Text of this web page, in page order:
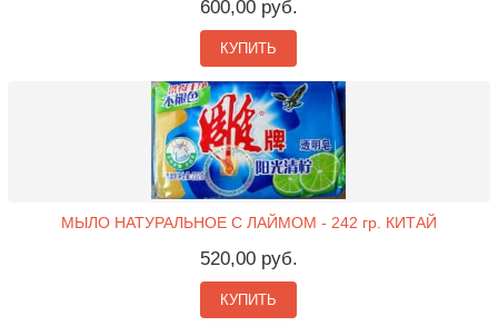
600,00 руб.
КУПИТЬ
МЫЛО НАТУРАЛЬНОЕ С ЛАЙМОМ - 242 гр. КИТАЙ
520,00 руб.
КУПИТЬ